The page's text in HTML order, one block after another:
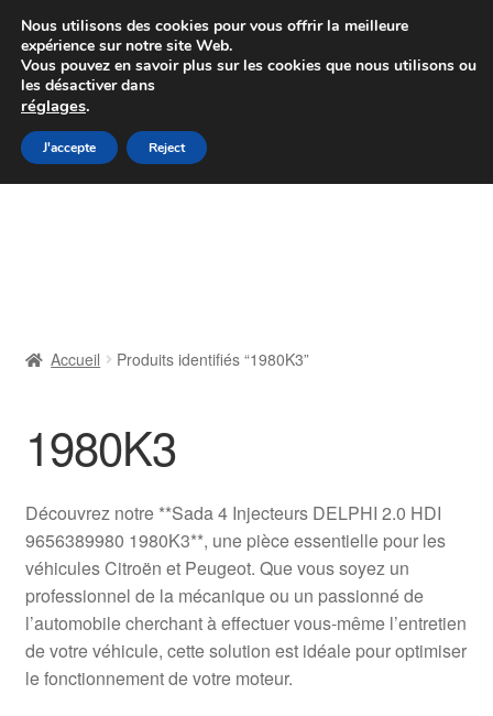
Colissimo livraison à partir de 7 EUR
Du lundi au vendredi de 9 h à 16 h
Aller
à
Aller
au
Livraison
Livraison internationale
Mon compte
Paiements
Panier
Accueil Produits identifiés “1980K3”
1980K3
Découvrez notre **Sada 4 Injecteurs DELPHI 2.0 HDI
9656389980 1980K3**, une pièce essentielle pour les
véhicules Citroën et Peugeot. Que vous soyez un
professionnel de la mécanique ou un passionné de
l’automobile cherchant à effectuer vous-même l’entretien
de votre véhicule, cette solution est idéale pour optimiser
le fonctionnement de votre moteur.
Nous utilisons des cookies pour vous offrir la meilleure
expérience sur notre site Web.
Vous pouvez en savoir plus sur les cookies que nous utilisons ou
les désactiver dans
réglages.
J'accepte Reject